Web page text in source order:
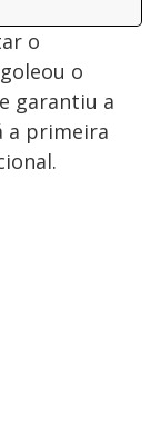
o
o
garantiu a
a primeira